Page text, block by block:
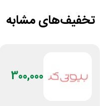
تخفیف‌های مشابه
300,000